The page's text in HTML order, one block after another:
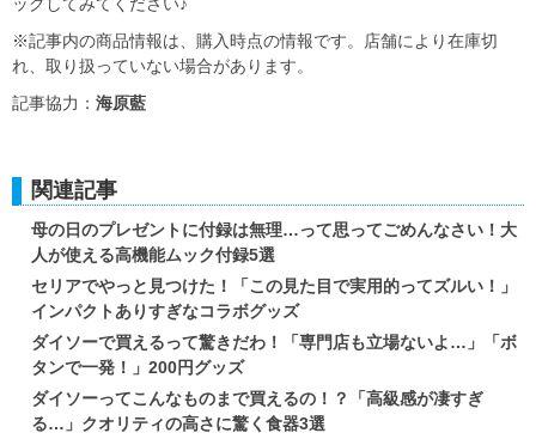
※記事内の商品情報は、購入時点の情報です。店舗により在庫切
れ、取り扱っていない場合があります。
記事協力： 海原藍
関連記事
母の日のプレゼントに付録は無理…って思ってごめんなさい！大
人が使える高機能ムック付録5選
セリアでやっと見つけた！「この見た目で実用的ってズルい！」
インパクトありすぎなコラボグッズ
ダイソーで買えるって驚きだわ！「専門店も立場ないよ…」「ボ
タンで一発！」200円グッズ
ダイソーってこんなものまで買えるの！？「高級感が凄すぎ
る…」クオリティの高さに驚く食器3選